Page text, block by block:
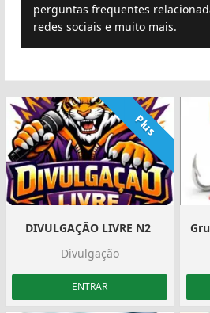
perguntas frequentes
redes sociais e muito mais.
Plus
DIVULGAÇÃO LIVRE N2 ‍️
Divulgação
ENTRAR